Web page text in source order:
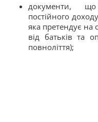
документи,
постійного
яка претендує на
від батьків та
повноліття);